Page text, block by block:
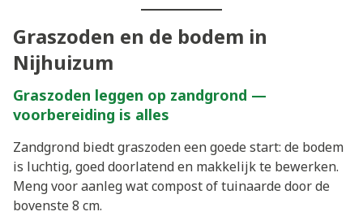
Graszoden en de bodem in
Nijhuizum
Graszoden leggen op zandgrond —
voorbereiding is alles
Zandgrond biedt graszoden een goede start: de bodem
is luchtig, goed doorlatend en makkelijk te bewerken.
Meng voor aanleg wat compost of tuinaarde door de
bovenste 8 cm.